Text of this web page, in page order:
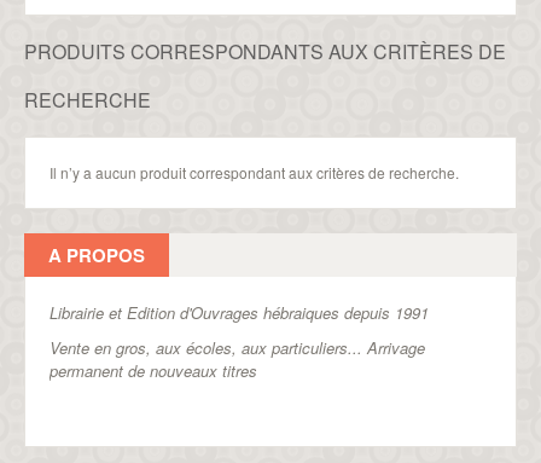
PRODUITS CORRESPONDANTS AUX CRITÈRES DE
RECHERCHE
Il n’y a aucun produit correspondant aux critères de recherche.
A PROPOS
Librairie et Edition d'Ouvrages hébraiques depuis 1991
Vente en gros, aux écoles, aux particuliers...Arrivage
permanent de nouveaux titres